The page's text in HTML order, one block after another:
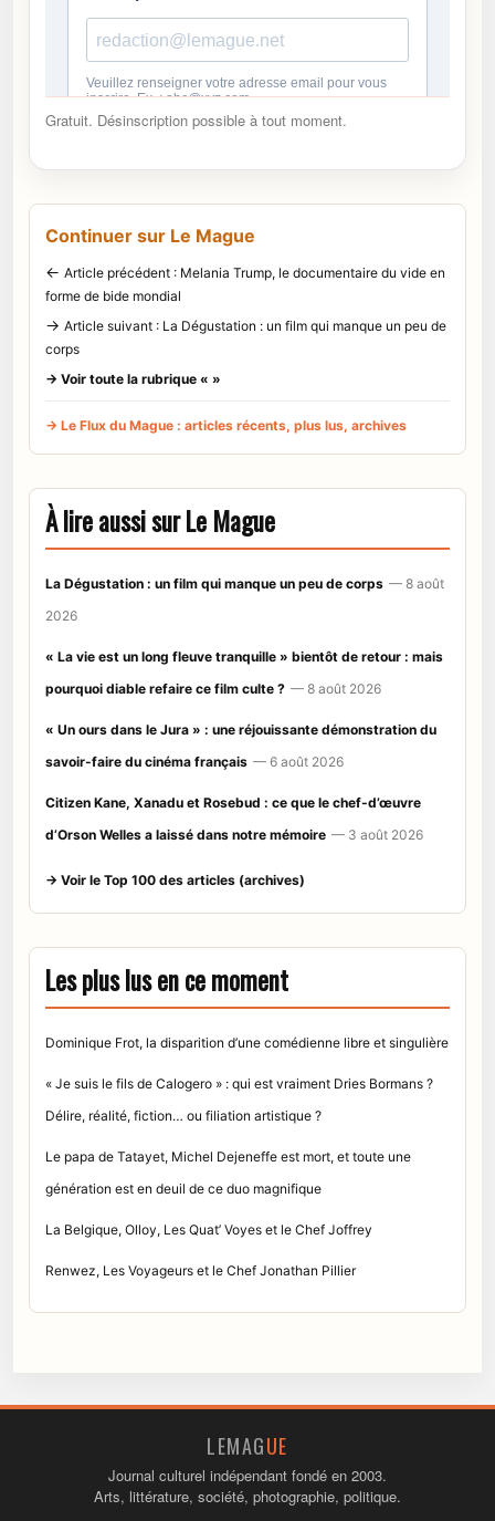
Gratuit. Désinscription possible à tout moment.
Continuer sur Le Mague
← Article précédent : Melania Trump, le documentaire du vide en
forme de bide mondial
→ Article suivant : La Dégustation : un film qui manque un peu de
corps
→ Voir toute la rubrique « »
→ Le Flux du Mague : articles récents, plus lus, archives
À lire aussi sur Le Mague
La Dégustation : un film qui manque un peu de corps — 8 août
2026
« La vie est un long fleuve tranquille » bientôt de retour : mais
pourquoi diable refaire ce film culte ? — 8 août 2026
« Un ours dans le Jura » : une réjouissante démonstration du
savoir-faire du cinéma français — 6 août 2026
Citizen Kane, Xanadu et Rosebud : ce que le chef-d’œuvre
d’Orson Welles a laissé dans notre mémoire — 3 août 2026
→ Voir le Top 100 des articles (archives)
Les plus lus en ce moment
Dominique Frot, la disparition d’une comédienne libre et singulière
« Je suis le fils de Calogero » : qui est vraiment Dries Bormans ?
Délire, réalité, fiction… ou filiation artistique ?
Le papa de Tatayet, Michel Dejeneffe est mort, et toute une
génération est en deuil de ce duo magnifique
La Belgique, Olloy, Les Quat’ Voyes et le Chef Joffrey
Renwez, Les Voyageurs et le Chef Jonathan Pillier
LEMAGUE
Journal culturel indépendant fondé en 2003.
Arts, littérature, société, photographie, politique.